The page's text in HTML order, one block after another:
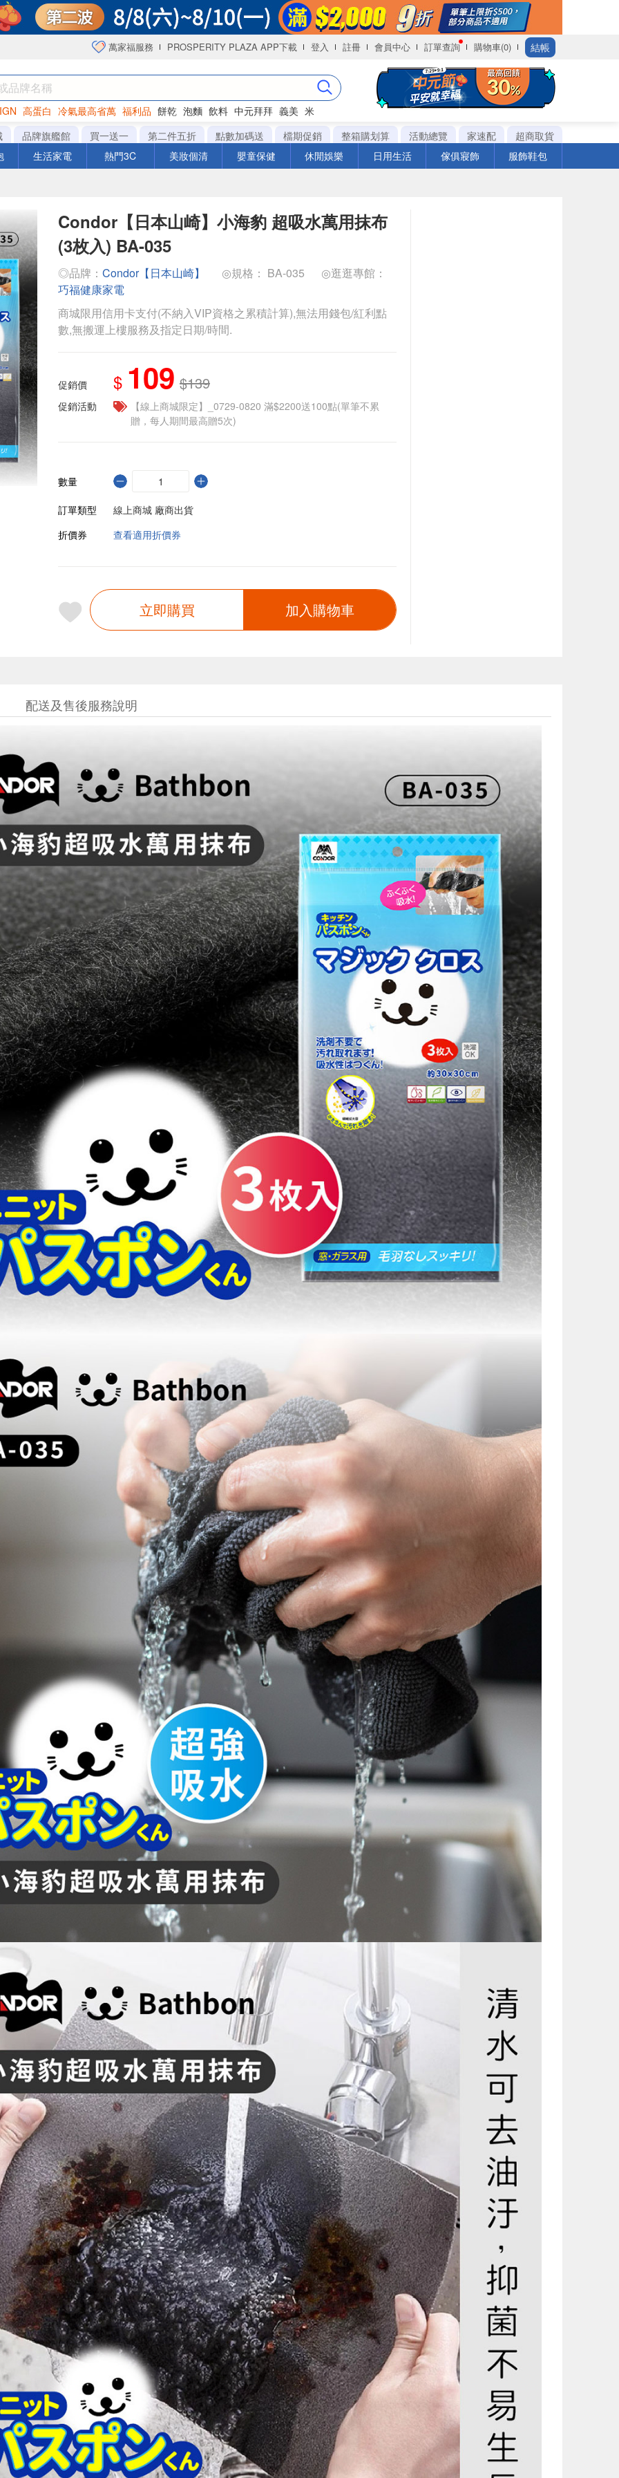
萬家福服務 PROSPERITY PLAZA APP下載 登入 註冊 會員中心 訂單查詢 購物車(0) 結帳
高蛋白 冷氣最高省萬 福利品 餅乾 泡麵 飲料 中元拜拜 義美 米
洋芋片
品牌旗艦館 買一送一 第二件五折 點數加碼送 檔期促銷 整箱購划算 活動總覽 家速配
超商取貨
生活家電 熱門3C 美妝個清 嬰童保健 休閒娛樂 日用生活 傢俱寢飾 服飾鞋包
Condor【日本山崎】小海豹 超吸水萬用抹布
(3枚入) BA-035
◎品牌： Condor【日本山崎】 ◎規格： BA-035
◎逛逛專館：
巧福健康家電
商城限用信用卡支付(不納入VIP資格之累積計算),無法用錢包/紅利點
數,無搬運上樓服務及指定日期/時間.
促銷價 $ 109 $139
促銷活動
【線上商城限定】_0729-0820 滿$2200送100點(單筆不累
贈，每人期間最高贈5次)
數量
訂單類型
線上商城 廠商出貨
折價券
查看適用折價券
立即購買 加入購物車
配送及售後服務說明